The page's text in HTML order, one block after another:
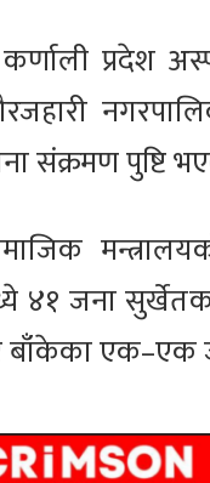
प्रदेश
संक्रमण पुष्टि
४१ जना
बाँकेका एक–एक